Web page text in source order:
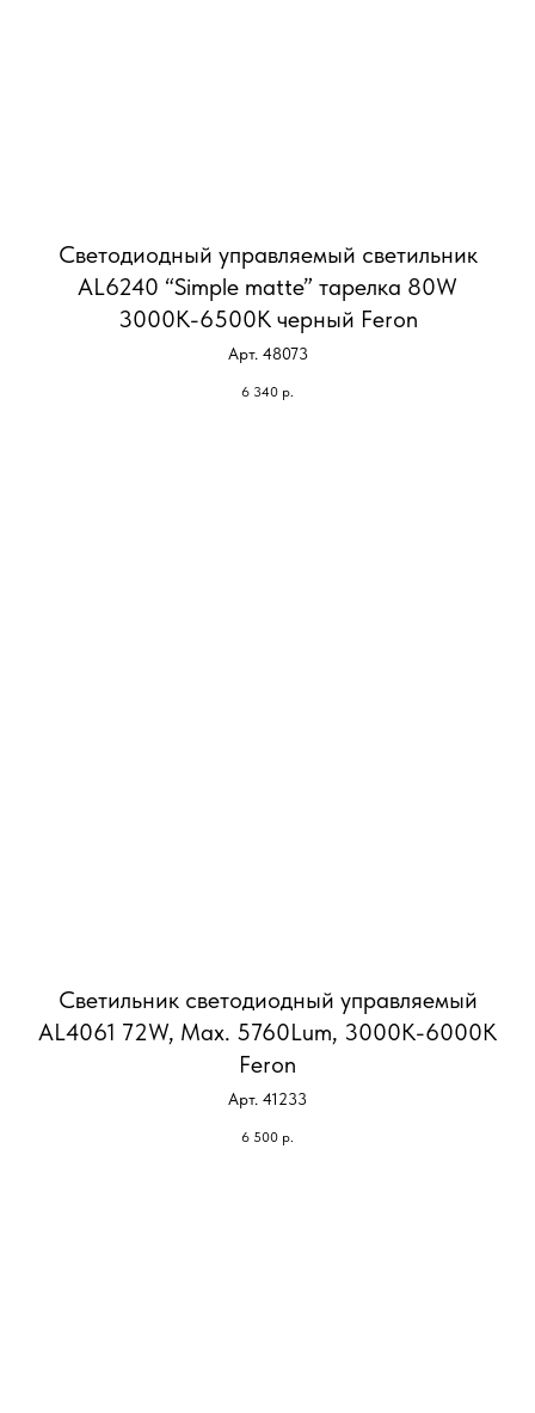
Светодиодный управляемый светильник
AL6240 “Simple matte” тарелка 80W
3000К-6500K черный Feron
Арт. 48073
6 340 р.
Светильник светодиодный управляемый
AL4061 72W, Max. 5760Lum, 3000К-6000K
Feron
Арт. 41233
6 500 р.